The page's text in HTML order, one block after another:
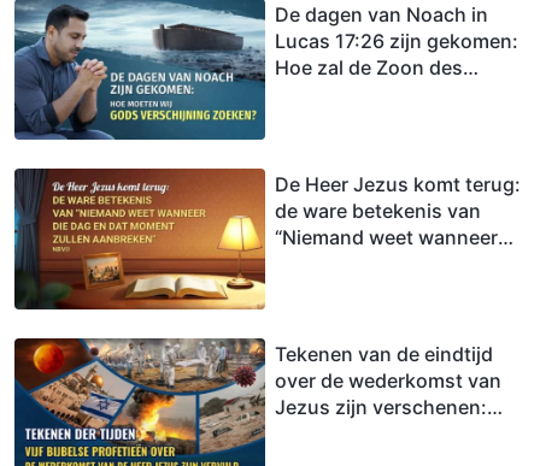
De dagen van Noach in
Lucas 17:26 zijn gekomen:
Hoe zal de Zoon des
De Heer Jezus komt terug:
de ware betekenis van
“Niemand weet wanneer
Tekenen van de eindtijd
over de wederkomst van
Jezus zijn verschenen: